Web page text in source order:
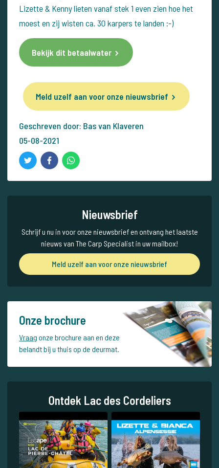
Lizette & Kenny lieten vanaf stek 1 even zien hoe het
moest en zij wisten ca. 30 karpers te landen :-)
Bekijk dit betaalwater
Meld uzelf aan voor onze nieuwsbrief
Geschreven door: Bas van Klaveren
05-08-2021
Nieuwsbrief
Schrijf u nu in voor onze nieuwsbrief en ontvang het laatste
nieuws van The Carp Specialist in uw mailbox!
Meld uzelf aan voor onze nieuwsbrief
Onze brochure
Vraag onze brochure aan en deze
belandt bij u thuis op de deurmat.
Ontdek Lac des Cordeliers